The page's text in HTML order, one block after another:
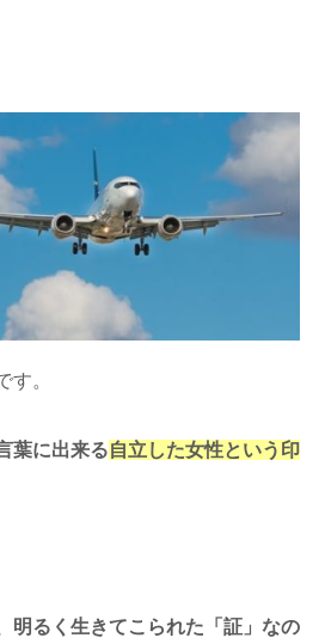
す。
葉に出来る自立した女性という印
明るく生きてこられた「証」なの